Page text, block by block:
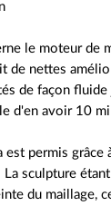
le moteur de
de nettes
de façon
d'en avoir 10
est permis grâce
La sculpture
du maillage,